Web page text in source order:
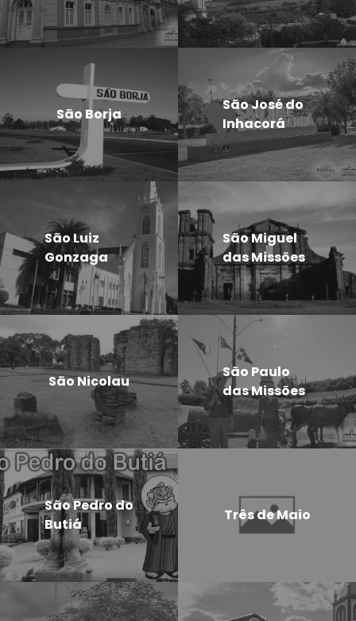
São Borja
São José do
Inhacorá
São Luiz
Gonzaga
São Miguel
das Missões
São Nicolau
São Paulo
das Missões
São Pedro do
Butiá
Três de Maio